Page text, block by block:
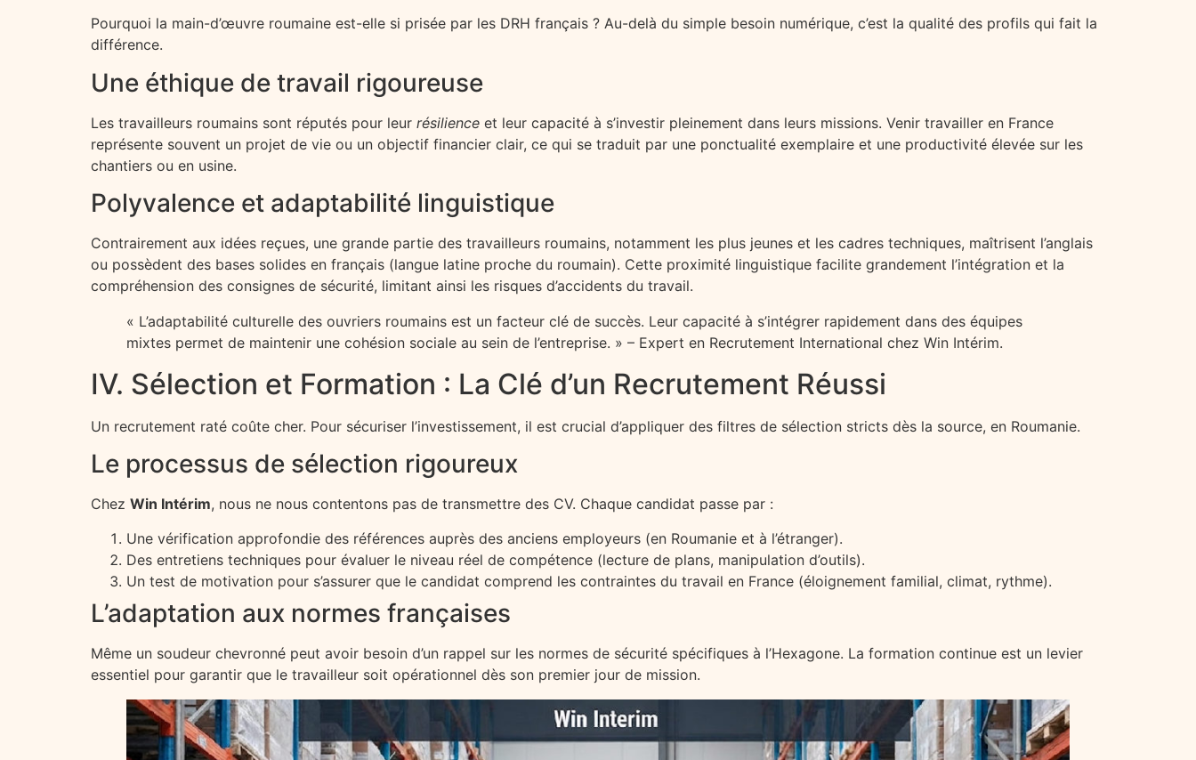
Pourquoi la main-d’œuvre roumaine est-elle si prisée par les DRH français ? Au-delà du simple besoin numérique, c’est la qualité des profils qui fait la
différence.
Une éthique de travail rigoureuse
Les travailleurs roumains sont réputés pour leur résilience et leur capacité à s’investir pleinement dans leurs missions. Venir travailler en France
représente souvent un projet de vie ou un objectif financier clair, ce qui se traduit par une ponctualité exemplaire et une productivité élevée sur les
chantiers ou en usine.
Polyvalence et adaptabilité linguistique
Contrairement aux idées reçues, une grande partie des travailleurs roumains, notamment les plus jeunes et les cadres techniques, maîtrisent l’anglais
ou possèdent des bases solides en français (langue latine proche du roumain). Cette proximité linguistique facilite grandement l’intégration et la
compréhension des consignes de sécurité, limitant ainsi les risques d’accidents du travail.
« L’adaptabilité culturelle des ouvriers roumains est un facteur clé de succès. Leur capacité à s’intégrer rapidement dans des équipes
mixtes permet de maintenir une cohésion sociale au sein de l’entreprise. » – Expert en Recrutement International chez Win Intérim.
IV. Sélection et Formation : La Clé d’un Recrutement Réussi
Un recrutement raté coûte cher. Pour sécuriser l’investissement, il est crucial d’appliquer des filtres de sélection stricts dès la source, en Roumanie.
Le processus de sélection rigoureux
Chez Win Intérim, nous ne nous contentons pas de transmettre des CV. Chaque candidat passe par :
Une vérification approfondie des références auprès des anciens employeurs (en Roumanie et à l’étranger).
Des entretiens techniques pour évaluer le niveau réel de compétence (lecture de plans, manipulation d’outils).
Un test de motivation pour s’assurer que le candidat comprend les contraintes du travail en France (éloignement familial, climat, rythme).
L’adaptation aux normes françaises
Même un soudeur chevronné peut avoir besoin d’un rappel sur les normes de sécurité spécifiques à l’Hexagone. La formation continue est un levier
essentiel pour garantir que le travailleur soit opérationnel dès son premier jour de mission.